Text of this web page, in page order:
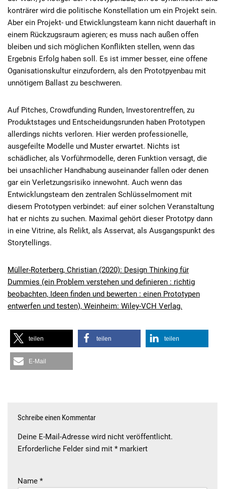
konträrer wird die politische Konstellation um ein Projekt sein.
Aber ein Projekt- und Etwicklungsteam kann nicht dauerhaft in
einem Rückzugsraum agieren; es muss nach außen offen
bleiben und sich möglichen Konflikten stellen, wenn das
Ergebnis Erfolg haben soll. Es ist immer besser, eine offene
Oganisationskultur einzufordern, als den Prototpyenbau mit
unnötigem Ballast zu beschweren.
Auf Pitches, Crowdfunding Runden, Investorentreffen, zu
Produktstages und Entscheidungsrunden haben Prototypen
allerdings nichts verloren. Hier werden professionelle,
ausgefeilte Modelle und Muster erwartet. Nichts ist
schädlicher, als Vorführmodelle, deren Funktion versagt, die
bei unsachlicher Handhabung auseinander fallen oder denen
gar ein Verletzungsrisiko innewohnt. Auch wenn das
Entwicklungsteam den zentralen Schlüsselmoment mit
diesem Prototypen verbindet: auf einer solchen Veranstaltung
hat er nichts zu suchen. Maximal gehört dieser Prototpy dann
in eine Vitrine, als Relikt, als Asservat, als Ausgangspunkt des
Storytellings.
Müller-Roterberg, Christian (2020): Design Thinking für
Dummies (ein Problem verstehen und definieren : richtig
beobachten, Ideen finden und bewerten : einen Prototypen
entwerfen und testen), Weinheim: Wiley-VCH Verlag.
teilen teilen teilen
E-Mail
Schreibe einen Kommentar
Deine E-Mail-Adresse wird nicht veröffentlicht.
Erforderliche Felder sind mit *markiert
Name *